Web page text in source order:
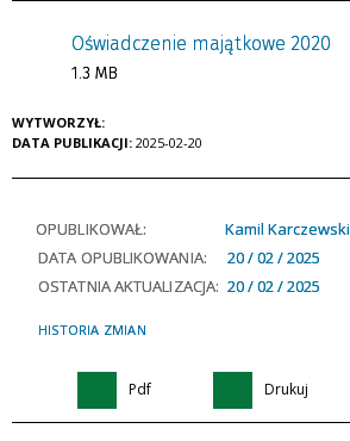
Oświadczenie majątkowe 2020
1.3 MB
WYTWORZYŁ:
DATA PUBLIKACJI: 2025-02-20
OPUBLIKOWAŁ:
Kamil Karczewski
DATA OPUBLIKOWANIA:
20 / 02 / 2025
OSTATNIA AKTUALIZACJA: 20 / 02 / 2025
HISTORIA ZMIAN
Pdf Drukuj